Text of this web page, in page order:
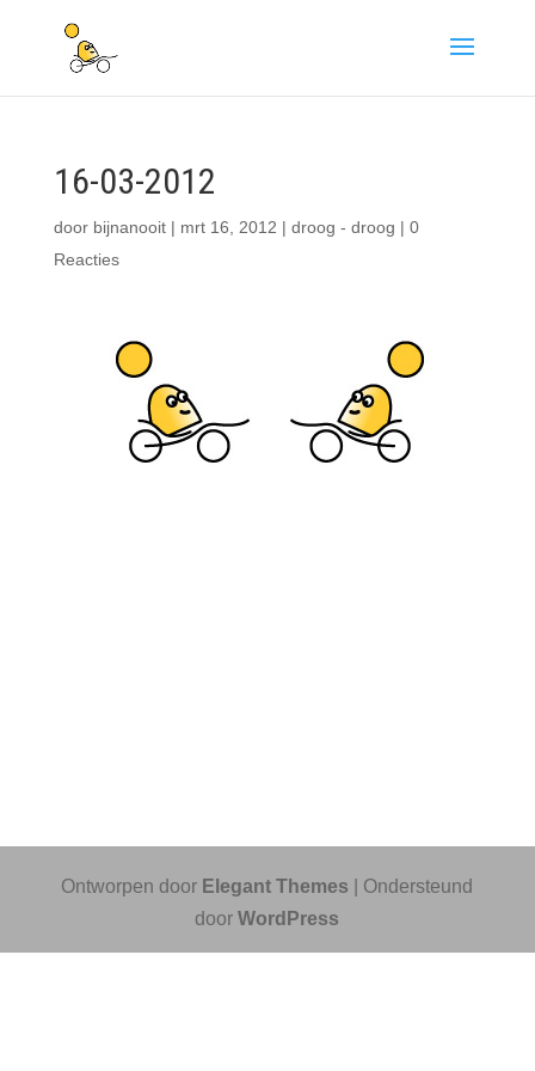
16-03-2012
door bijnanooit| mrt 16, 2012 | droog - droog | 0
Reacties
Ontworpen door Elegant Themes | Ondersteund
doorWordPress